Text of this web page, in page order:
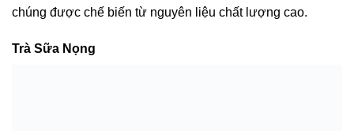
chúng được chế biến từ nguyên liệu chất lượng cao.
Trà Sữa Nọng